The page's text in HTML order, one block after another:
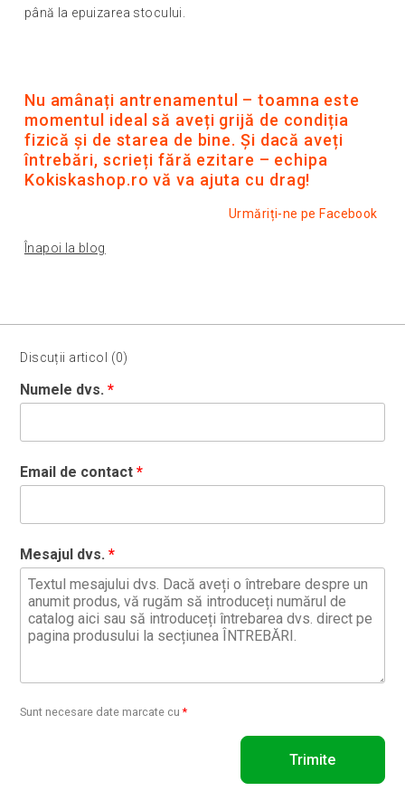
până la epuizarea stocului.
Nu amânați antrenamentul – toamna este
momentul ideal să aveți grijă de condiția
fizică și de starea de bine. Și dacă aveți
întrebări, scrieți fără ezitare – echipa
Kokiskashop.ro vă va ajuta cu drag!
Urmăriți-ne pe Facebook
Înapoi la blog
Discuții articol (0)
Numele dvs.
Email de contact
Mesajul dvs.
Sunt necesare date marcate cu*
Trimite